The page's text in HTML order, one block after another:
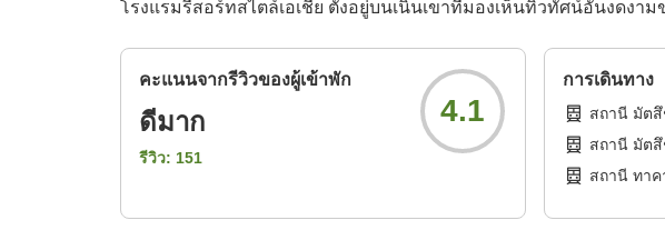
โรงแรมรีสอร์ทสไตล์เอเชีย ตั้งอยู่บนเนินเขาที่มองเห็นทิวทัศน์อันงดงา
คะแนนจากรีวิวของผู้เข้าพัก
ดีมาก
รีวิว: 151
4.1
การเดินทาง
สถานี มัตสึ
สถานี มัต
สถานี ทาค